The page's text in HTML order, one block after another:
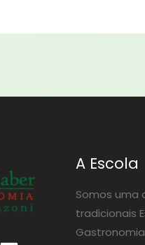
A Escola
Somos uma
tradicionais